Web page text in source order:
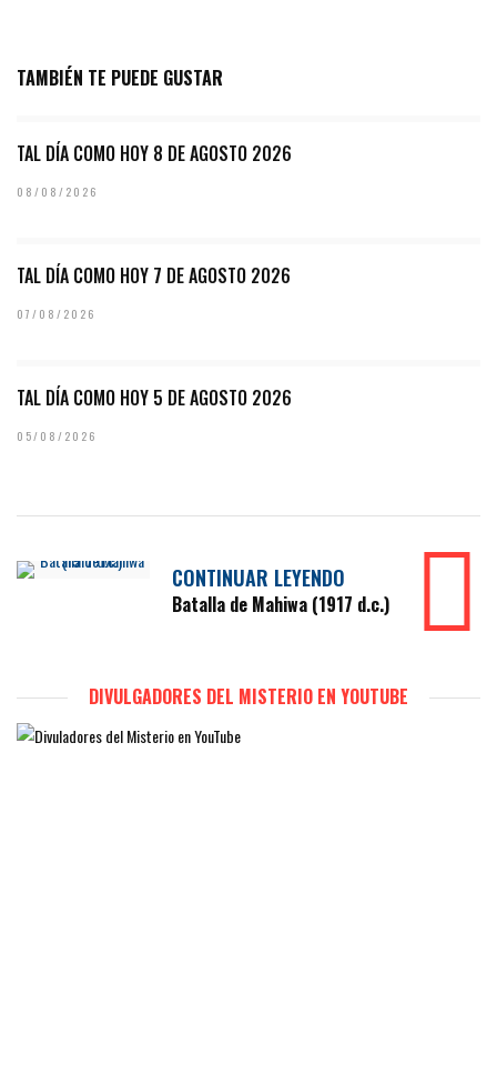
TAMBIÉN TE PUEDE GUSTAR
TAL DÍA COMO HOY 8 DE AGOSTO 2026
08/08/2026
TAL DÍA COMO HOY 7 DE AGOSTO 2026
07/08/2026
TAL DÍA COMO HOY 5 DE AGOSTO 2026
05/08/2026
CONTINUAR LEYENDO
Batalla de Mahiwa (1917 d.c.)
DIVULGADORES DEL MISTERIO EN YOUTUBE